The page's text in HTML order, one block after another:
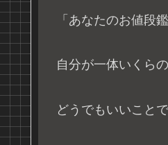
「あなたのお値段
自分が一体いくら
どうでもいいこと